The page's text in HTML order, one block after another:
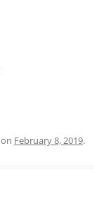
on February 8, 2019.